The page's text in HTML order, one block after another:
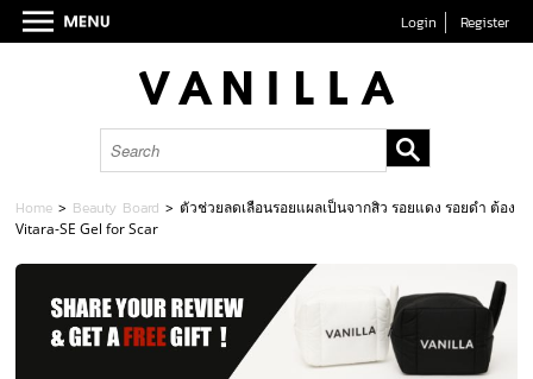
Login Register
Home > Beauty Board >ตัวช่วยลดเลือนรอยแผลเป็นจากสิว รอยแดง รอยดำ ต้อง
Vitara-SE Gel for Scar